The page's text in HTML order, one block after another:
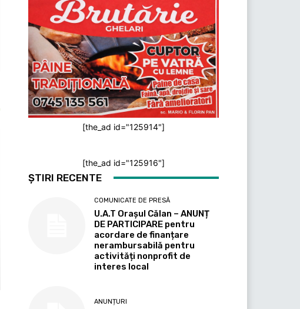
[the_ad id="125914"]
[the_ad id="125916"]
ȘTIRI RECENTE
COMUNICATE DE PRESĂ
U.A.T Orașul Călan – ANUNȚ
DE PARTICIPARE pentru
acordare de finanțare
nerambursabilă pentru
activități nonprofit de
interes local
ANUNȚURI